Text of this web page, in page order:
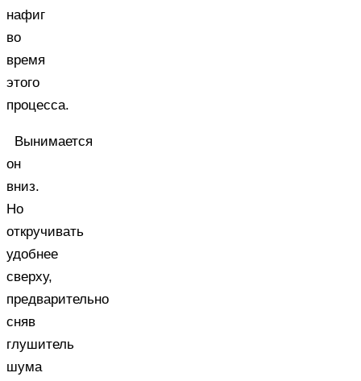
нафиг
во
время
этого
процесса.
Вынимается
он
вниз.
Но
откручивать
удобнее
сверху,
предварительно
сняв
глушитель
шума